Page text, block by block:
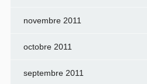
novembre 2011
octobre 2011
septembre 2011